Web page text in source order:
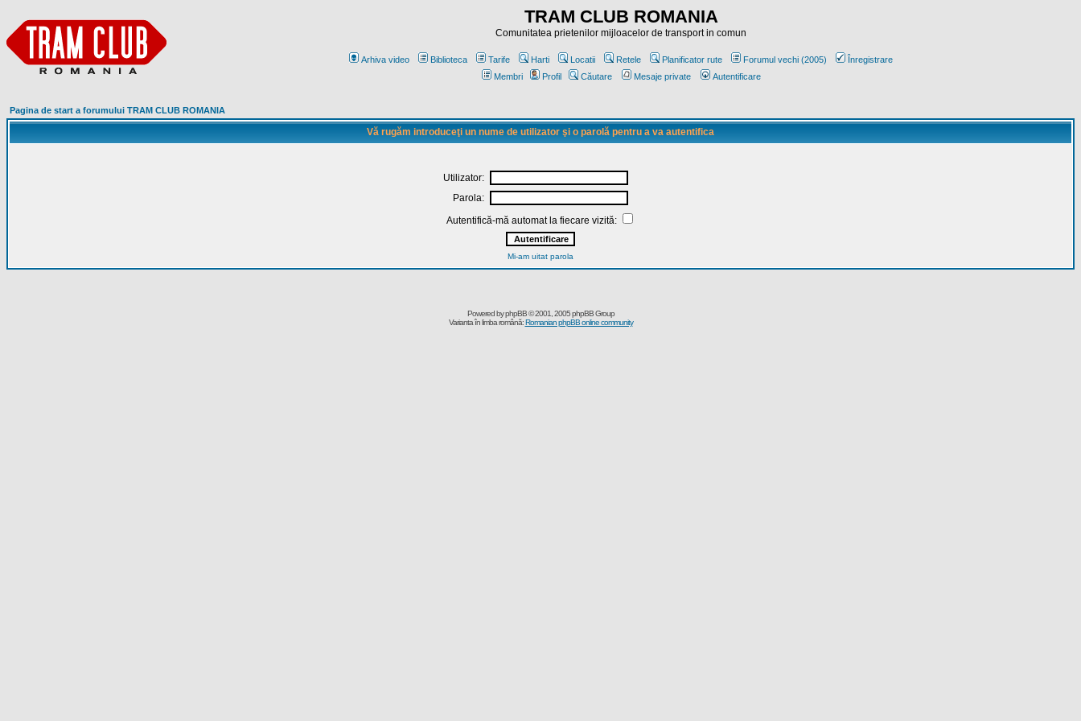
TRAM CLUB ROMANIA
Comunitatea prietenilor mijloacelor de transport in comun
Arhiva video Biblioteca Tarife Harti Locatii Retele Planificator rute Forumul vechi (2005)
Înregistrare
Membri
Profil Căutare Mesaje private Autentificare
Pagina de start a forumului TRAM CLUB ROMANIA
Vă rugăm introduceţi un nume de utilizator şi o parolă pentru a va autentifica
Utilizator:
Parola:
Autentifică-mă automat la fiecare vizită:
Mi-am uitat parola
Powered byphpBB© 2001, 2005 phpBB Group
Varianta în limba română:Romanian phpBB online community